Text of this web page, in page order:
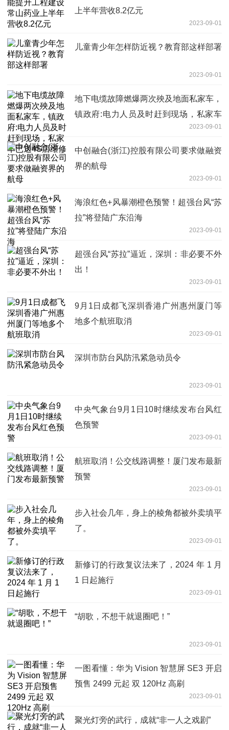
上半年营收8.2亿元
2023-09-01
儿童青少年怎样防近视？教育部这样部署
2023-09-01
地下电缆故障燃爆两次殃及地面私家车，
镇政府:电力人员及时赶到现场，私家车
2023-09-01
中创融合(浙江)控股有限公司要求做融资
界的航母
2023-09-01
海浪红色+风暴潮橙色预警！超强台风“苏
拉”将登陆广东沿海
2023-09-01
超强台风“苏拉”逼近，深圳：非必要不外
出！
2023-09-01
9月1日成都飞深圳香港广州惠州厦门等
地多个航班取消
2023-09-01
深圳市防台风防汛紧急动员令
2023-09-01
中央气象台9月1日10时继续发布台风红
色预警
2023-09-01
航班取消！公交线路调整！厦门发布最新
预警
2023-09-01
步入社会几年，身上的棱角都被外卖填平
了。
2023-09-01
新修订的行政复议法来了，2024 年 1 月
1 日起施行
2023-09-01
“胡歌，不想干就退圈吧！”
2023-09-01
一图看懂：华为 Vision 智慧屏 SE3 开启
预售 2499 元起 双 120Hz 高刷
2023-09-01
聚光灯旁的武行，成就“非一人之戏剧”